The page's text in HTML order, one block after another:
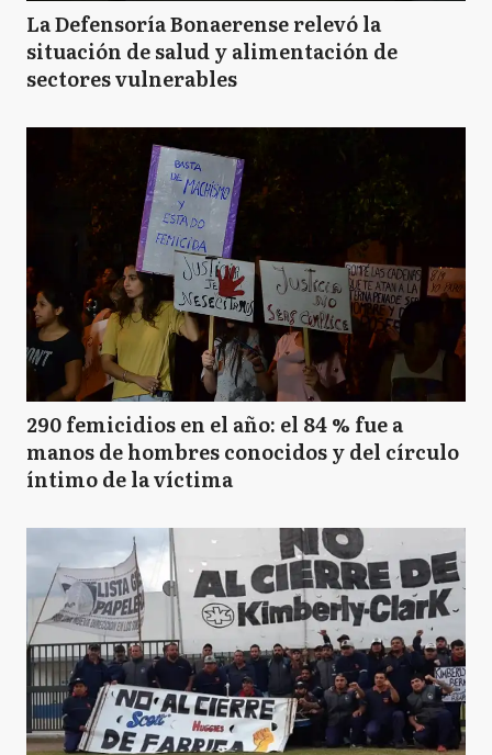
La Defensoría Bonaerense relevó la
situación de salud y alimentación de
sectores vulnerables
290 femicidios en el año: el 84 % fue a
manos de hombres conocidos y del círculo
íntimo de la víctima